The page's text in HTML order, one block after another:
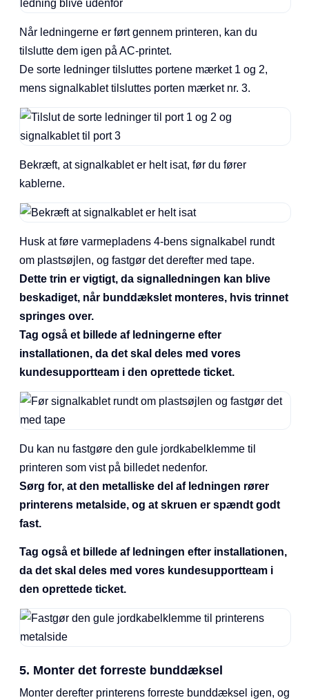
Når ledningerne er ført gennem printeren, kan du
tilslutte dem igen på AC-printet.
De sorte ledninger tilsluttes portene mærket 1 og 2,
mens signalkablet tilsluttes porten mærket nr. 3.
Bekræft, at signalkablet er helt isat, før du fører
kablerne.
Husk at føre varmepladens 4-bens signalkabel rundt
om plastsøjlen, og fastgør det derefter med tape.
Dette trin er vigtigt, da signalledningen kan blive
beskadiget, når bunddækslet monteres, hvis trinnet
springes over.
Tag også et billede af ledningerne efter
installationen, da det skal deles med vores
kundesupportteam i den oprettede ticket.
Du kan nu fastgøre den gule jordkabelklemme til
printeren som vist på billedet nedenfor.
Sørg for, at den metalliske del af ledningen rører
printerens metalside, og at skruen er spændt godt
fast.
Tag også et billede af ledningen efter installationen,
da det skal deles med vores kundesupportteam i
den oprettede ticket.
5. Monter det forreste bunddæksel
Monter derefter printerens forreste bunddæksel igen, og